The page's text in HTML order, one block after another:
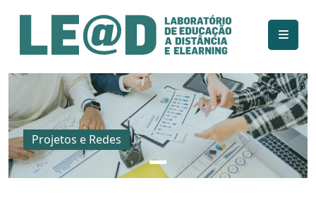
Ir para o conteúdo principal
Informações de acessibilidade
Mapa do site
Projetos e Redes